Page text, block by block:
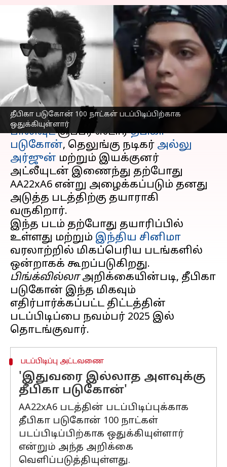
தீபிகா படுகோன் 100 நாட்கள் படப்பிடிப்பிற்காக
ஒதுக்கியுள்ளார்
அல்லு அர்ஜுன்-
அட்லீயின் 'AA22xA6'
படத்தின் படப்பிடிப்பில்
தீபிகா
எழுதியவர் Venkatalakshmi V Aug 19, 2025 07:17 pm
செய்தி முன்னோட்டம்
பாலிவுட்சூப்பர் ஸ்டார்தீபிகா
படுகோன், தெலுங்கு நடிகர் அல்லு
அர்ஜுன் மற்றும் இயக்குனர்
அட்லீயுடன் இணைந்து தற்போது
AA22xA6 என்று அழைக்கப்படும் தனது
அடுத்த படத்திற்கு தயாராகி
வருகிறார்.
இந்த படம் தற்போது தயாரிப்பில்
உள்ளது மற்றும் இந்திய சினிமா
வரலாற்றில் மிகப்பெரிய படங்களில்
பிங்க்வில்லாஅறிக்கையின்படி, தீபிகா
படுகோன் இந்த மிகவும்
எதிர்பார்க்கப்பட்ட திட்டத்தின்
படப்பிடிப்பை நவம்பர் 2025 இல்
படப்பிடிப்பு அட்டவணை
'இதுவரை இல்லாத அளவுக்கு
தீபிகா படுகோன்'
AA22xA6 படத்தின் படப்பிடிப்புக்காக
தீபிகா படுகோன் 100 நாட்கள்
படப்பிடிப்பிற்காக ஒதுக்கியுள்ளார்
என்றும் அந்த அறிக்கை
வெளிப்படுத்தியுள்ளது.